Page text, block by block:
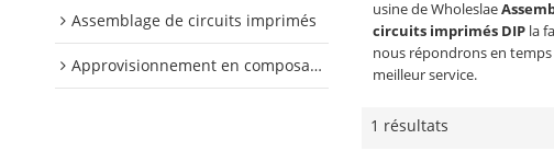
Assemblage de circuits imprimés
Approvisionnement en composants PCB
usine de Wholeslae
circuits imprimés DIPla
nous répondrons en
meilleur service.
1 résultats